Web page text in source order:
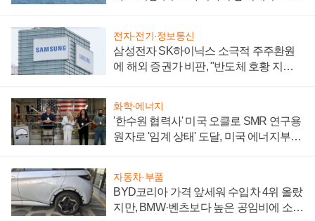
전자·전기·정보통신
삼성전자 SK하이닉스 소극적 주주환원
에 해외 증권가 비판, "반도체 호황 지속
화학·에너지
'한수원 협력사' 미국 오클로 SMR 연구용
원자로 '임계 상태' 도달, 미국 에너지부
자동차·부품
BYD코리아 가격 앞세워 수입차 4위 올랐
지만, BMW·벤츠보다 높은 공임비에 소비